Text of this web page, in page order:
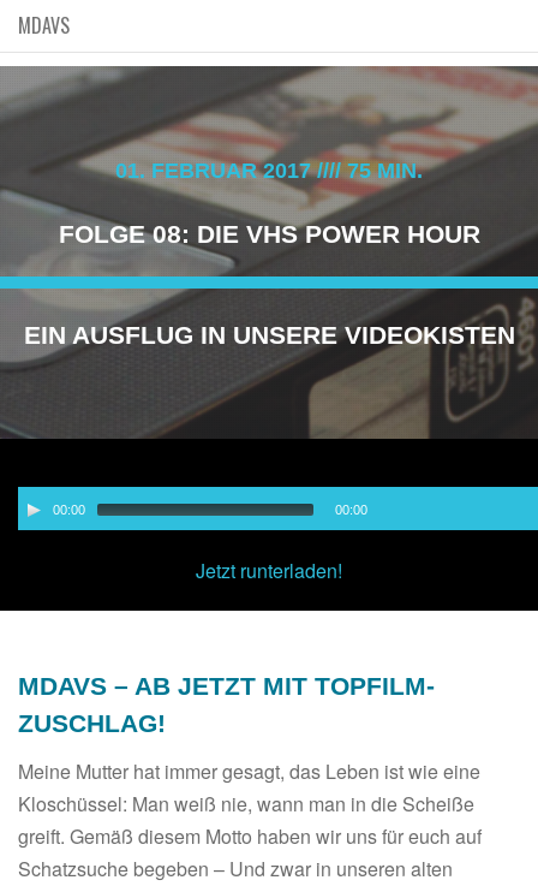
MDAVS
01. FEBRUAR 2017 //// 75 MIN.
FOLGE 08: DIE VHS POWER HOUR
EIN AUSFLUG IN UNSERE VIDEOKISTEN
Player
00:00 00:00
Jetzt runterladen!
MDAVS – AB JETZT MIT TOPFILM-
ZUSCHLAG!
Meine Mutter hat immer gesagt, das Leben ist wie eine
Kloschüssel: Man weiß nie, wann man in die Scheiße
greift. Gemäß diesem Motto haben wir uns für euch auf
Schatzsuche begeben – Und zwar in unseren alten